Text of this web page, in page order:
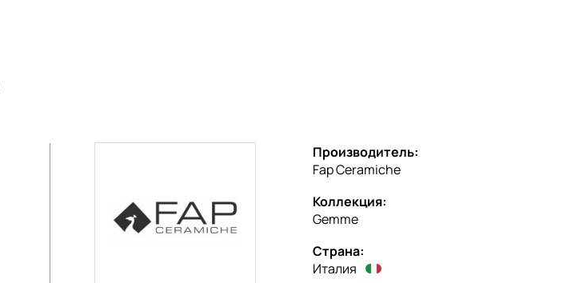
Производитель:
Fap Ceramiche
Коллекция:
Gemme
Страна:
Италия